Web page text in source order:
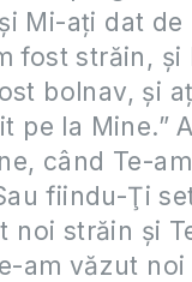
Mi-aţi dat
fost străin,
bolnav, şi
pe la Mine.”
când Te-
fiindu-Ţi
noi străin şi
am văzut